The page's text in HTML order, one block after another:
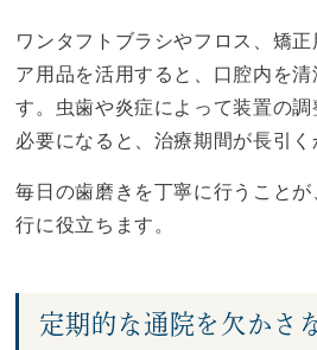
ワンタフトブラシやフロス、矯
ア用品を活用すると、口腔内を清
す。虫歯や炎症によって装置の
必要になると、治療期間が長引く
毎日の歯磨きを丁寧に行うこと
行に役立ちます。
定期的な通院を欠かさ